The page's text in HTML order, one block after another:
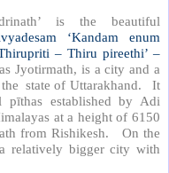
is the beautiful
‘Kandam enum
– Thiru pireethi’ –
Jyotirmath, is a city and a
state of Uttarakhand. It
established by Adi
at a height of 6150
from Rishikesh. On the
relatively bigger city with